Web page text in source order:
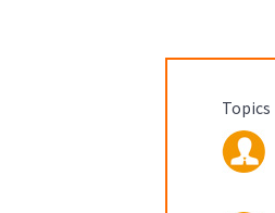
Topics